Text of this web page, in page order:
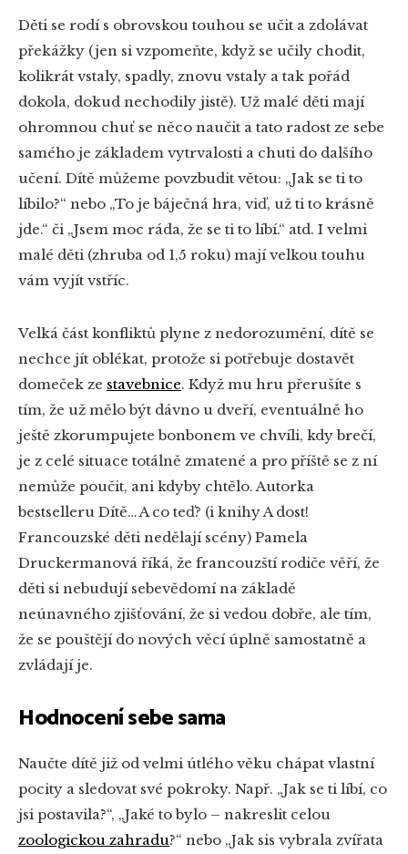
Děti se rodí s obrovskou touhou se učit a zdolávat
překážky (jen si vzpomeňte, když se učily chodit,
kolikrát vstaly, spadly, znovu vstaly a tak pořád
dokola, dokud nechodily jistě). Už malé děti mají
ohromnou chuť se něco naučit a tato radost ze sebe
samého je základem vytrvalosti a chuti do dalšího
učení. Dítě můžeme povzbudit větou: „Jak se ti to
líbilo?“ nebo „To je báječná hra, viď, už ti to krásně
jde.“ či „Jsem moc ráda, že se ti to líbí.“ atd. I velmi
malé děti (zhruba od 1,5 roku) mají velkou touhu
vám vyjít vstříc.
Velká část konfliktů plyne z nedorozumění, dítě se
nechce jít oblékat, protože si potřebuje dostavět
domeček ze stavebnice. Když mu hru přerušíte s
tím, že už mělo být dávno u dveří, eventuálně ho
ještě zkorumpujete bonbonem ve chvíli, kdy brečí,
je z celé situace totálně zmatené a pro příště se z ní
nemůže poučit, ani kdyby chtělo. Autorka
bestselleru Dítě… A co teď? (i knihy A dost!
Francouzské děti nedělají scény) Pamela
Druckermanová říká, že francouzští rodiče věří, že
děti si nebudují sebevědomí na základě
neúnavného zjišťování, že si vedou dobře, ale tím,
že se pouštějí do nových věcí úplně samostatně a
zvládají je.
Hodnocení sebe sama
Naučte dítě již od velmi útlého věku chápat vlastní
pocity a sledovat své pokroky. Např. „Jak se ti líbí, co
jsi postavila?“, „Jaké to bylo – nakreslit celou
zoologickou zahradu?“ nebo „Jak sis vybrala zvířata